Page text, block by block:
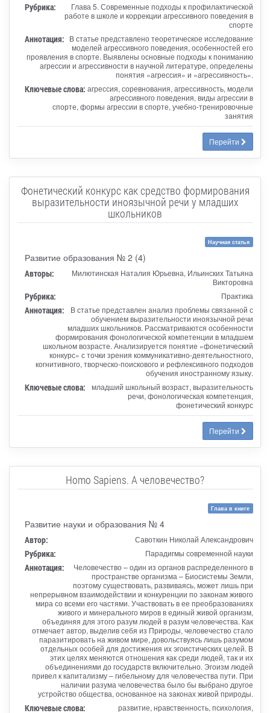
Рубрика:
Глава 5. Современные подходы к профилактической
работе в школе и коррекции агрессивного поведения в
спорте
Аннотация: В статье представлено теоретическое исследование
моделей агрессивного поведения, особенностей его
проявления в спорте. Выявлены основные подходы к пониманию
агрессии и агрессивности в научной литературе, определены
понятия «агрессия» и «агрессивность».
Ключевые слова: агрессия, соревнования, агрессивность, модели
агрессивного поведения, виды агрессии в
спорте, формы агрессии в спорте, учебно-тренировочные
занятия
Перейти
Фонетический конкурс как средство формирования
выразительности иноязычной речи у младших
школьников
Научная статья
Развитие образования № 2 (4)
Авторы:
Милютинская Наталия Юрьевна, Ильинских Татьяна
Викторовна
Рубрика: Практика
Аннотация:
В статье представлен анализ проблемы связанной с
обучением выразительности иноязычной речи
младших школьников. Рассматриваются особенности
формирования фонологической компетенции в младшем
школьном возрасте. Анализируется понятие «фонетический
конкурс» с точки зрения коммуникативно-деятельностного,
когнитивного, творческо-поискового и рефлексивного подходов
обучения иностранному языку.
Ключевые слова:
младший школьный возраст, выразительность
речи, фонологическая компетенция,
фонетический конкурс
Перейти
Homo Sapiens. А человечество?
Глава в книге
Развитие науки и образования № 4
Автор: Савоткин Николай Александрович
Рубрика: Парадигмы современной науки
Аннотация:
Человечество – один из органов распределенного в
пространстве организма – Биосистемы Земли,
поэтому существовать, развиваясь, может лишь при
непрерывном взаимодействии и конкуренции по законам живого
мира со всеми его частями. Участвовать в ее преобразованиях
живого и минерального миров в единый живой организм,
объединяя для этого разум людей в разум человечества. Как
отмечает автор, выделив себя из Природы, человечество стало
паразитировать на живом мире, довольствуясь лишь разумом
отдельных особей для достижения их эгоистических целей. В
этих целях меняются отношения как среди людей, так и их
объединениями до государств включительно. Эгоизм людей
привел к капитализму – гибельному для человечества пути. При
наличии разума человечества было бы выбрано другое
устройство общества, основанное на законах живой природы.
Ключевые слова:
развитие, нравственность, психология,